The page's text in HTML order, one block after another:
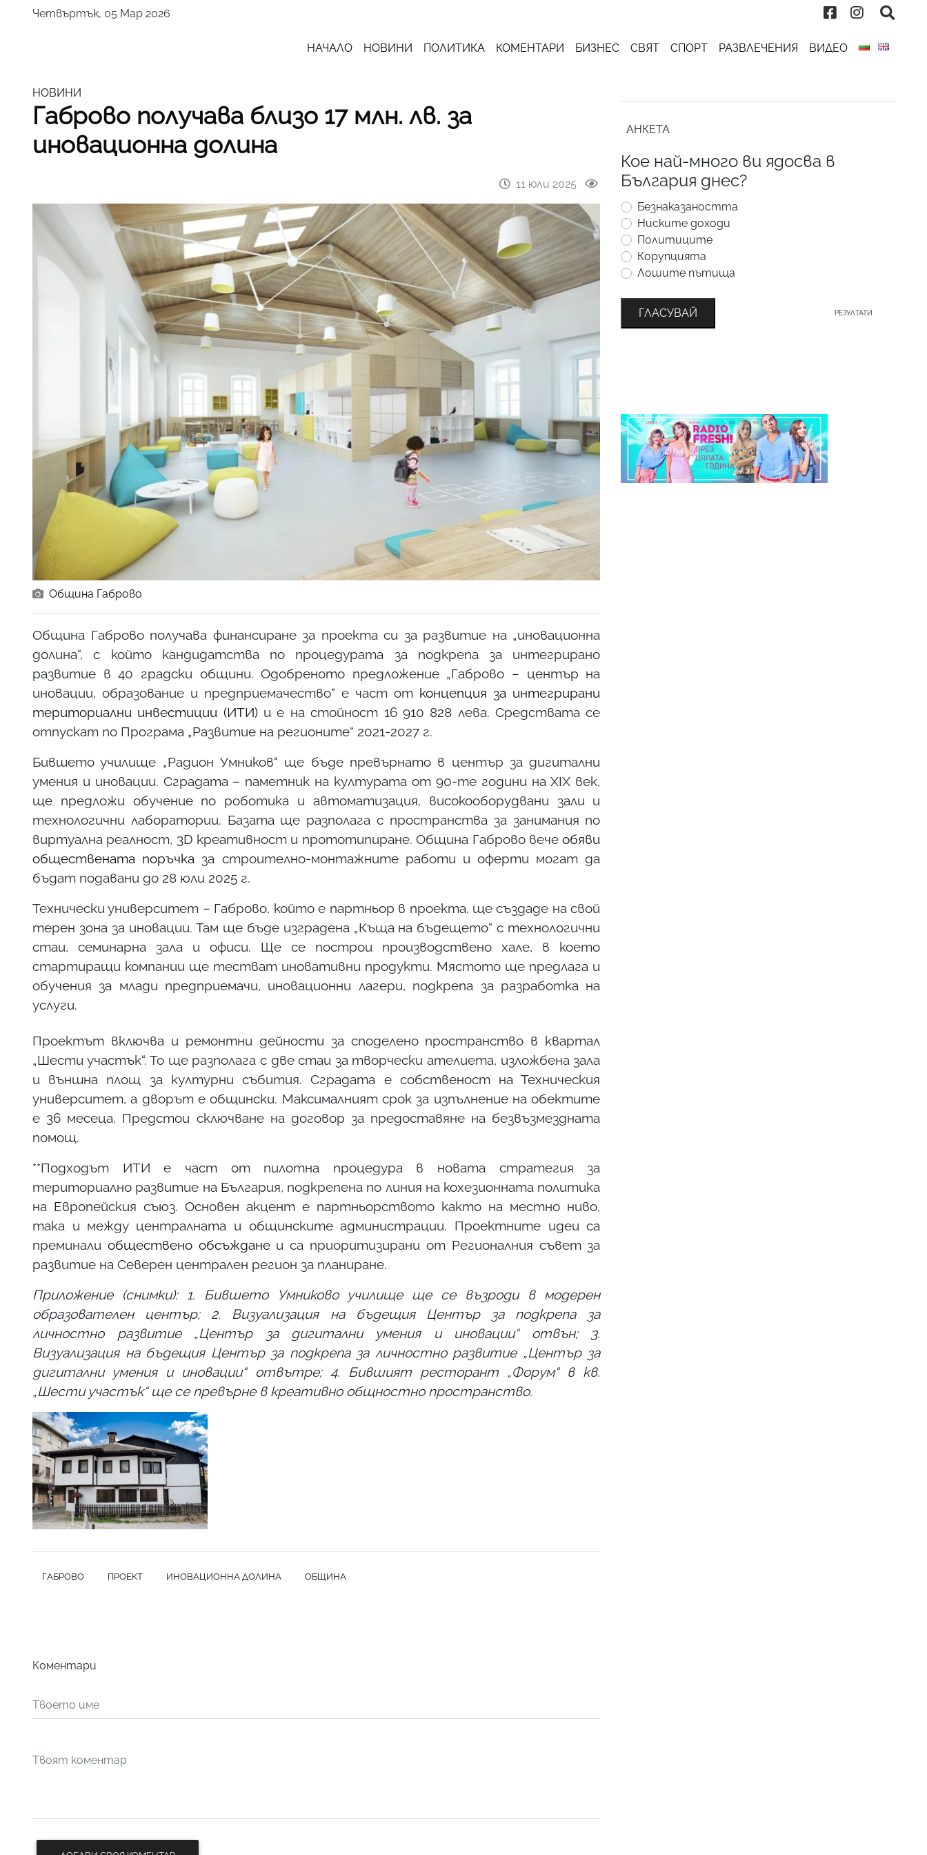
Четвъртък, 05 Мар 2026
НАЧАЛО НОВИНИ ПОЛИТИКА КОМЕНТАРИ БИЗНЕС СВЯТ СПОРТ РАЗВЛЕЧЕНИЯ ВИДЕО
НОВИНИ
Габрово получава близо 17 млн. лв. за
иновационна долина
11 юли 2025
Община Габрово
Община Габрово получава финансиране за проекта си за развитие на „иновационна
долина“, с който кандидатства по процедурата за подкрепа за интегрирано
развитие в 40 градски общини. Одобреното предложение „Габрово – център на
иновации, образование и предприемачество“ е част от концепция за интегрирани
териториални инвестиции (ИТИ)и е на стойност 16 910 828 лева. Средствата се
отпускат по Програма „Развитие на регионите“ 2021-2027 г.
Бившето училище „Радион Умников“ ще бъде превърнато в център за дигитални
умения и иновации. Сградата – паметник на културата от 90-те години на XIX век,
ще предложи обучение по роботика и автоматизация, високооборудвани зали и
технологични лаборатории. Базата ще разполага с пространства за занимания по
виртуална реалност, 3D креативност и прототипиране. Община Габрово вечеобяви
обществената поръчка за строително-монтажните работи и оферти могат да
бъдат подавани до 28 юли 2025 г.
Технически университет – Габрово, който е партньор в проекта, ще създаде на свой
терен зона за иновации. Там ще бъде изградена „Къща на бъдещето“ с технологични
стаи, семинарна зала и офиси. Ще се построи производствено хале, в което
стартиращи компании ще тестват иновативни продукти. Мястото ще предлага и
обучения за млади предприемачи, иновационни лагери, подкрепа за разработка на
услуги.
Проектът включва и ремонтни дейности за споделено пространство в квартал
„Шести участък“. То ще разполага с две стаи за творчески ателиета, изложбена зала
и външна площ за културни събития. Сградата е собственост на Техническия
университет, а дворът е общински. Максималният срок за изпълнение на обектите
е 36 месеца. Предстои сключване на договор за предоставяне на безвъзмездната
помощ.
**Подходът ИТИ е част от пилотна процедура в новата стратегия за
териториално развитие на България, подкрепена по линия на кохезионната политика
на Европейския съюз. Основен акцент е партньорството както на местно ниво,
така и между централната и общинските администрации. Проектните идеи са
преминали обществено обсъжданеи са приоритизирани от Регионалния съвет за
развитие на Северен централен регион за планиране.
Приложениe (снимки): 1. Бившето Умниково училище ще се възроди в модерен
образователен център; 2. Визуализация на бъдещия Център за подкрепа за
личностно развитие „Център за дигитални умения и иновации“ отвън; 3.
Визуализация на бъдещия Център за подкрепа за личностно развитие „Център за
дигитални умения и иновации“ отвътре;4. Бившият ресторант „Форум“ в кв.
„Шести участък“ ще се превърне в креативно общностно пространство.
ГАБРОВО ПРОЕКТ ИНОВАЦИОННА ДОЛИНА ОБЩИНА
Коментари
АНКЕТА
Кое най-много ви ядосва в
България днес?
Безнаказаността
Ниските доходи
Политиците
Корупцията
Лошите пътища
ГЛАСУВАЙ РЕЗУЛТАТИ